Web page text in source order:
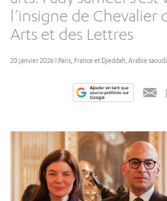
l’insigne de Chevalier
Arts et des Lettres
20 janvier 2026 I Paris, France et Djeddah, Arabie